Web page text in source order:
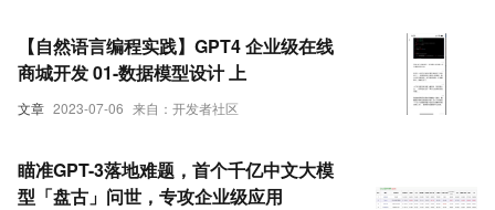
文章 2023-07-06 来自：开发者社区
【自然语言编程实践】GPT4 企业级在线
商城开发 01-数据模型设计 上
瞄准GPT-3落地难题，首个千亿中文大模
型「盘古」问世，专攻企业级应用